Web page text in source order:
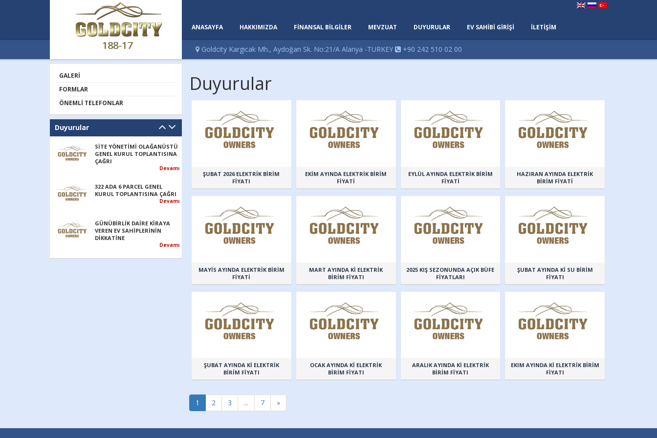
188-17
ANASAYFA HAKKIMIZDA FİNANSAL BİLGİLER MEVZUAT DUYURULAR EV SAHİBİ GİRİŞİ İLETİŞİM
Goldcity Kargıcak Mh., Aydoğan Sk. No:21/A Alanya -TURKEY +90 242 510 02 00
GALERI
FORMLAR
ÖNEMLI TELEFONLAR
Duyurular
SİTE YÖNETİMİ OLAĞANÜSTÜ
GENEL KURUL TOPLANTISINA
ÇAĞRI
Devamı
322 ADA 6 PARCEL GENEL
KURUL TOPLANTISINA ÇAĞRI
Devamı
GÜNÜBİRLİK DAİRE KİRAYA
VEREN EV SAHİPLERİNİN
DİKKATİNE
Devamı
Duyurular
ŞUBAT 2026 ELEKTRİK BİRİM
FİYATI
EKİM AYINDA ELEKTRİK BİRİM
FİYATİ
EYLÜL AYINDA ELEKTRİK BİRİM
FİYATİ
HAZIRAN AYINDA ELEKTRİK
BİRİM FİYATİ
MAYİS AYINDA ELEKTRİK BİRİM
FİYATİ
MART AYINDA Kİ ELEKTRİK
BİRİM FİYATI
2025 KIŞ SEZONUNDA AÇIK BÜFE
FİYATLARI
ŞUBAT AYINDA Kİ SU BİRİM
FİYATI
ŞUBAT AYINDA Kİ ELEKTRİK
BİRİM FİYATI
OCAK AYINDA Kİ ELEKTRİK
BİRİM FİYATI
ARALIK AYINDA Kİ ELEKTRİK
BİRİM FİYATI
EKIM AYINDA Kİ ELEKTRİK BİRİM
FİYATI
1 2 3 ... 7 »